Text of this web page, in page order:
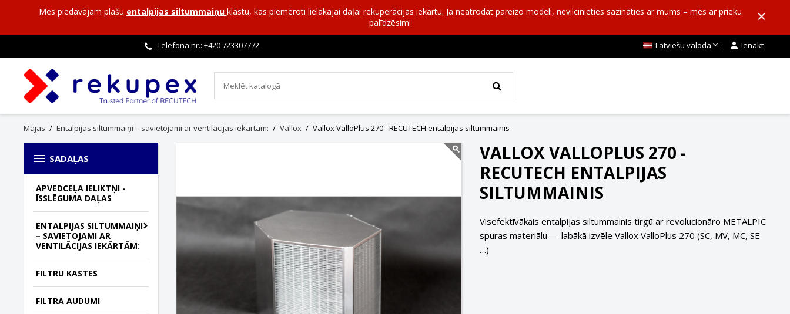
Mēs piedāvājam plašu entalpijas siltummaiņu klāstu, kas piemēroti lielākajai daļai rekuperācijas iekārtu. Ja neatrodat pareizo modeli, nevilcinieties sazināties ar mums – mēs ar prieku
palīdzēsim!
Telefona nr.: +420723307772 Latviešu valoda  Ienākt
Mājas Entalpijas siltummaiņi – savietojami ar ventilācijas iekārtām: Vallox Vallox ValloPlus 270 - RECUTECH entalpijas siltummainis
 SADAĻAS
APVEDCEĻA IELIKTŅI -
ĪSSLĒGUMA DAĻAS
ENTALPIJAS SILTUMMAIŅI
– SAVIETOJAMI AR
VENTILĀCIJAS IEKĀRTĀM:
FILTRU KASTES
FILTRA AUDUMI
VALLOX VALLOPLUS 270 -
RECUTECH ENTALPIJAS
SILTUMMAINIS
Visefektīvākais entalpijas siltummainis tirgū ar revolucionāro METALPIC
spuras materiālu — labākā izvēle Vallox ValloPlus 270 (SC, MV, MC, SE
…)